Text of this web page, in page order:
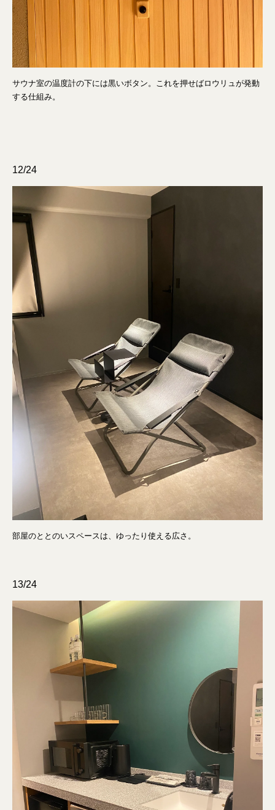
サウナ室の温度計の下には黒いボタン。これを押せばロウリュが発動
する仕組み。
12/24
部屋のととのいスペースは、ゆったり使える広さ。
13/24